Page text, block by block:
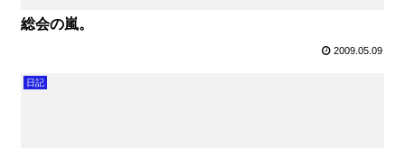
総会の嵐。
2009.05.09
日記